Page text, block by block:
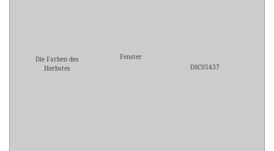
Die Farben des
Herbstes
Fenster
DSC05437